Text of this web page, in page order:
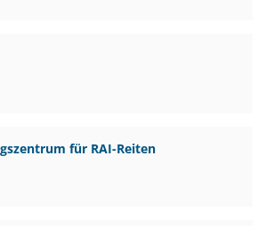
für RAI-Reiten